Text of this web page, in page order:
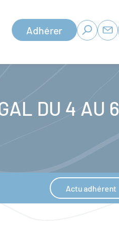
Adhérer
DU 4 AU 6
Actu adhérent